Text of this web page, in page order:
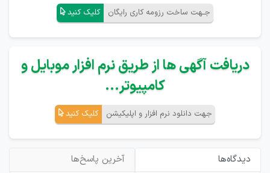
جـهت ساخت رزومه کاری رایگان کلیک کنید
دریافت آگهی ها از طریق نرم افزار موبایل و
کامپیوتر...
جهت دانلود نرم افزار و اپلیکیشن کلیک کنید
دیدگاه‌ها
آخرین پاسخ‌ها